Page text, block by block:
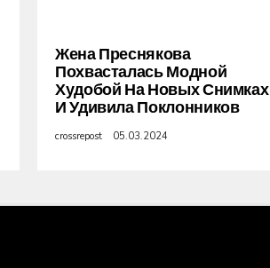
Жена Преснякова
Похвасталась Модной
Худобой На Новых Снимках
И Удивила Поклонников
crossrepost 05.03.2024